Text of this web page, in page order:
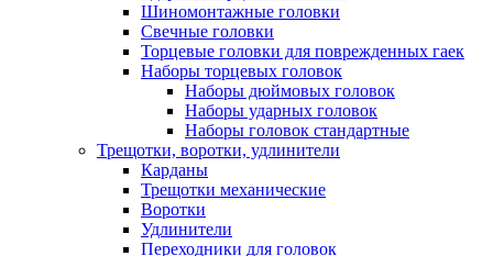
Шиномонтажные головки
Свечные головки
Торцевые головки для поврежденных гаек
Наборы торцевых головок
Наборы дюймовых головок
Наборы ударных головок
Наборы головок стандартные
Трещотки, воротки, удлинители
Карданы
Трещотки механические
Воротки
Удлинители
Переходники для головок